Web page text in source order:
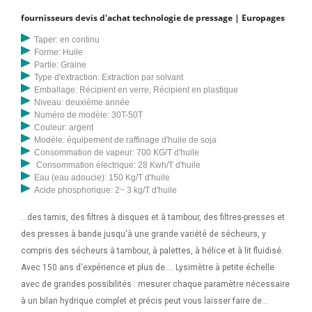
fournisseurs devis d'achat technologie de pressage | Europages
Taper: en continu
Forme: Huile
Partie: Graine
Type d'extraction: Extraction par solvant
Emballage: Récipient en verre, Récipient en plastique
Niveau: deuxième année
Numéro de modèle: 30T-50T
Couleur: argent
Modèle: équipement de raffinage d'huile de soja
Consommation de vapeur: 700 KG/T d'huile
Consommation électrique: 28 Kwh/T d'huile
Eau (eau adoucie): 150 Kg/T d'huile
Acide phosphorique: 2~ 3 kg/T d'huile
...des tamis, des filtres à disques et à tambour, des filtres-presses et
des presses à bande jusqu'à une grande variété de sécheurs, y
compris des sécheurs à tambour, à palettes, à hélice et à lit fluidisé.
Avec 150 ans d'expérience et plus de.... Lysimètre à petite échelle
avec de grandes possibilités : mesurer chaque paramètre nécessaire
à un bilan hydrique complet et précis peut vous laisser faire de